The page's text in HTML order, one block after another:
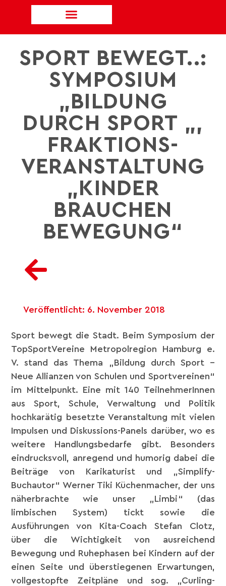
SPORT BEWEGT..:
SYMPOSIUM
„BILDUNG
DURCH SPORT „,
FRAKTIONS-
VERANSTALTUNG
„KINDER
BRAUCHEN
BEWEGUNG“
Veröffentlicht: 6. November 2018
Sport bewegt die Stadt. Beim Symposium der
TopSportVereine Metropolregion Hamburg e.
V. stand das Thema „Bildung durch Sport –
Neue Allianzen von Schulen und Sportvereinen“
im Mittelpunkt. Eine mit 140 TeilnehmerInnen
aus Sport, Schule, Verwaltung und Politik
hochkarätig besetzte Veranstaltung mit vielen
Impulsen und Diskussions-Panels darüber, wo es
weitere Handlungsbedarfe gibt. Besonders
eindrucksvoll, anregend und humorig dabei die
Beiträge von Karikaturist und „Simplify-
Buchautor“ Werner Tiki Küchenmacher, der uns
näherbrachte wie unser „Limbi“ (das
limbischen System) tickt sowie die
Ausführungen von Kita-Coach Stefan Clotz,
über die Wichtigkeit von ausreichend
Bewegung und Ruhephasen bei Kindern auf der
einen Seite und überstiegenen Erwartungen,
vollgestopfte Zeitpläne und sog. „Curling-